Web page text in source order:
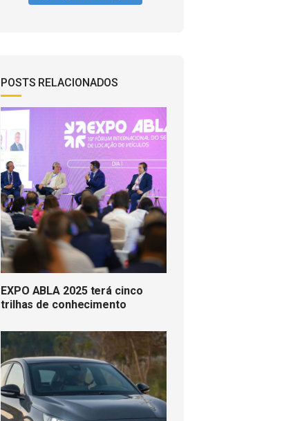
POSTS RELACIONADOS
EXPO ABLA 2025 terá cinco
trilhas de conhecimento